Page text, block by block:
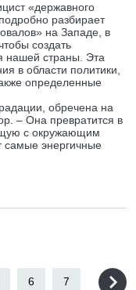
«державного
разбирает
на Западе, в
создать
нашей страны. Эта
в области политики,
определенные
обречена на
– Она превратится в
с окружающим
самые энергичные
6 7